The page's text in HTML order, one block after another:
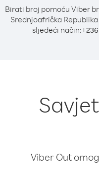
Birati broj pomoću Viber
Srednjoafrička
sljedeći način:+236
Viber Out